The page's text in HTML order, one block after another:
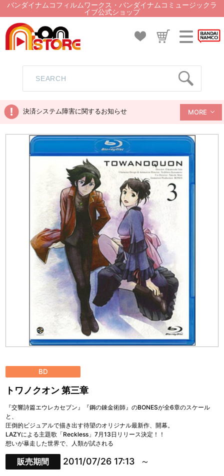
バンダイナムコフィルムワークス・バンダイナムコミュージックラ
イブ公式ショップ
決済システム障害に関するお知らせ MORE
BD
トワノクオン 第三章
『交響詩篇エウレカセブン』『鋼の錬金術師』のBONESが全6章のスケール
と、
圧倒的ビジュアルで描き出す待望のオリジナル最新作、開幕。
LAZYによる主題歌「Reckless」7月13日リリース決定！！
想いが暴走した世界で、人類が試される
販売期間 2011/07/26 17:13